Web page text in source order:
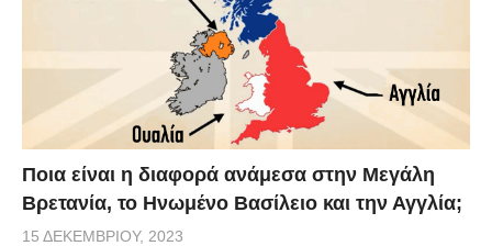
Ποια είναι η διαφορά ανάμεσα στην Μεγάλη
Βρετανία, το Ηνωμένο Βασίλειο και την Αγγλία;
15 ΔΕΚΕΜΒΡΊΟΥ, 2023